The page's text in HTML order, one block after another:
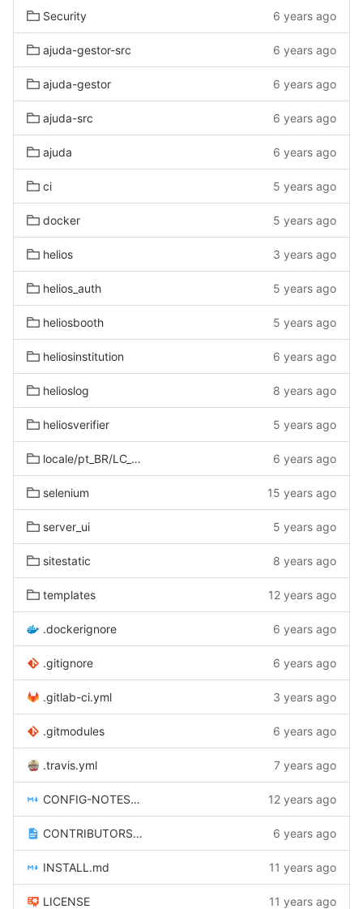
Security 6 years ago
ajuda-gestor-src 6 years ago
ajuda-gestor 6 years ago
ajuda-src 6 years ago
ajuda 6 years ago
ci 5 years ago
docker 5 years ago
helios 3 years ago
helios_auth 5 years ago
heliosbooth 5 years ago
heliosinstitution 6 years ago
helioslog 8 years ago
heliosverifier 5 years ago
locale/pt_BR/LC_MESSAGES 6 years ago
selenium 15 years ago
server_ui 5 years ago
sitestatic 8 years ago
templates 12 years ago
.dockerignore 6 years ago
.gitignore 6 years ago
.gitlab-ci.yml 3 years ago
.gitmodules 6 years ago
.travis.yml 7 years ago
CONFIG-NOTES.md 12 years ago
CONTRIBUTORS.txt 6 years ago
INSTALL.md 11 years ago
LICENSE 11 years ago